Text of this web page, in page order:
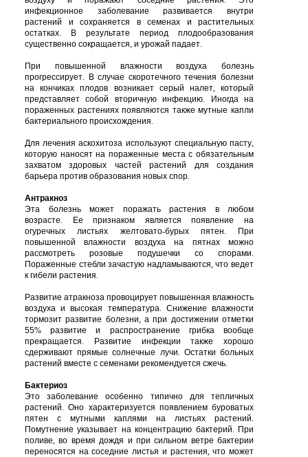
инфекционное
заболевание развивается
внутри
растений
и сохраняется в семенах и
растительных
остатках. В результате период
плодообразования
существенно сокращается, и урожай падает.
При повышенной влажности воздуха
болезнь
прогрессирует. В случае скоротечного течения болезни
на кончиках плодов возникает серый налет,который
представляет
собой вторичную инфекцию. Иногда
на
пораженных растениях появляются также мутные капли
бактериального происхождения.
Для лечения аскохитоза используют специальную пасту,
которую наносят на пораженные места с обязательным
захватом
здоровых частей растений для
создания
барьера против образования новых спор.
Антракноз
Эта
болезнь может поражать растения в
любом
возрасте. Ее признаком является появление
на
огуречных
листьях желтовато-бурых пятен.
При
повышенной
влажности воздуха на пятнах
можно
рассмотреть
розовые подушечки со спорами.
Пораженные стебли зачастую надламываются,что ведет
к гибели растения.
Развитие атракноза провоцирует повышенная влажность
воздуха и высокая температура. Снижение влажности
тормозит развитие болезни,а при достижении отметки
55%развитие и распространение грибка
вообще
прекращается. Развитие инфекции также
хорошо
сдерживают прямые солнечные лучи. Остатки больных
растений вместе с семенами рекомендуется сжечь.
Бактериоз
Это
заболевание особенно типично для
тепличных
растений.Оно характеризуется появлением буроватых
пятен
с мутными каплями на листьях растений.
Помутнение указывает на концентрацию бактерий. При
поливе,во время дождя и при сильном ветре бактерии
переносятся на соседние листья и растения,что может